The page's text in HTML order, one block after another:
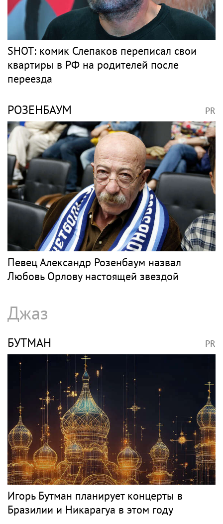
SHOT: комик Слепаков переписал свои
квартиры в РФ на родителей после
переезда
РОЗЕНБАУМ PR
Певец Александр Розенбаум назвал
Любовь Орлову настоящей звездой
Джаз
БУТМАН PR
Игорь Бутман планирует концерты в
Бразилии и Никарагуа в этом году